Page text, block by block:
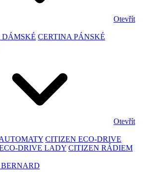
Otevřít
DÁMSKÉ CERTINA PÁNSKÉ
Otevřít
CITIZEN ECO-DRIVE
DRIVE LADY CITIZEN RÁDIEM